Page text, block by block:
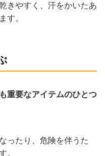
きやすく、汗をかいたあ
す。
重要なアイテムのひとつ
ったり、危険を伴うた
。